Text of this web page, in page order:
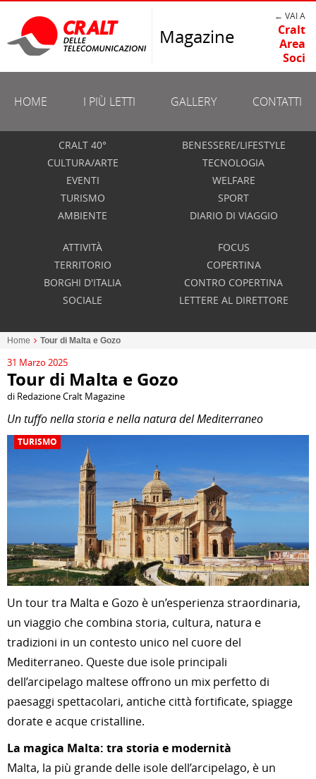
Magazine
← VAI A
Cralt
Area
Soci
HOME I PIÙ LETTI GALLERY CONTATTI
CRALT 40°
CULTURA/ARTE
EVENTI
TURISMO
AMBIENTE
BENESSERE/LIFESTYLE
TECNOLOGIA
WELFARE
SPORT
DIARIO DI VIAGGIO
ATTIVITÀ
TERRITORIO
BORGHI D'ITALIA
SOCIALE
FOCUS
COPERTINA
CONTRO COPERTINA
LETTERE AL DIRETTORE
Home Tour di Malta e Gozo
31 Marzo 2025
Tour di Malta e Gozo
di Redazione Cralt Magazine
Un tuffo nella storia e nella natura del Mediterraneo
TURISMO
Un tour tra Malta e Gozo è un’esperienza straordinaria,
un viaggio che combina storia, cultura, natura e
tradizioni in un contesto unico nel cuore del
Mediterraneo. Queste due isole principali
dell’arcipelago maltese offrono un mix perfetto di
paesaggi spettacolari, antiche città fortificate, spiagge
dorate e acque cristalline.
La magica Malta: tra storia e modernità
Malta, la più grande delle isole dell’arcipelago, è un